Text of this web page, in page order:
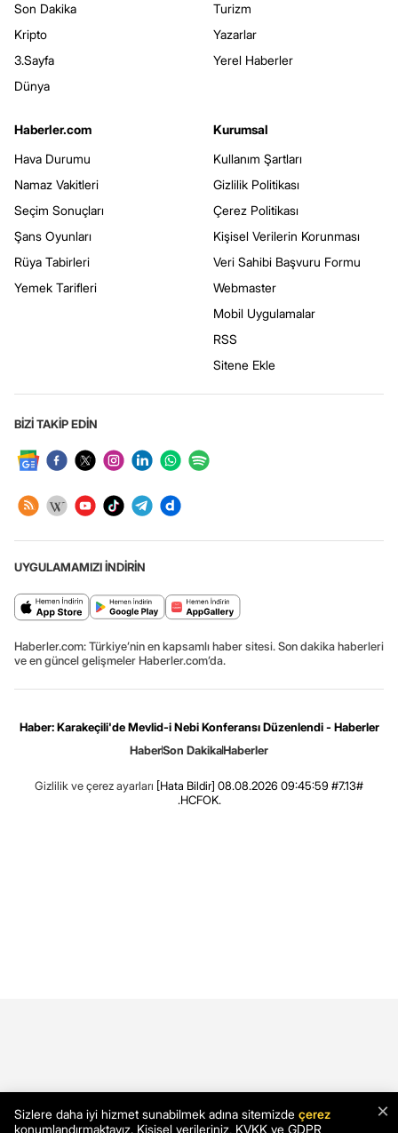
Son Dakika
Kripto
3.Sayfa
Dünya
Turizm
Yazarlar
Yerel Haberler
Haberler.com
Hava Durumu
Namaz Vakitleri
Seçim Sonuçları
Şans Oyunları
Rüya Tabirleri
Yemek Tarifleri
Kurumsal
Kullanım Şartları
Gizlilik Politikası
Çerez Politikası
Kişisel Verilerin Korunması
Veri Sahibi Başvuru Formu
Webmaster
Mobil Uygulamalar
RSS
Sitene Ekle
BİZİ TAKİP EDİN
UYGULAMAMIZI İNDİRİN
Haberler.com: Türkiye’nin en kapsamlı haber sitesi. Son dakika haberleri
ve en güncel gelişmeler Haberler.com’da.
Haber: Karakeçili'de Mevlid-i Nebi Konferansı Düzenlendi - Haberler
HaberSon DakikaHaberler
Gizlilik ve çerez ayarları [Hata Bildir] 08.08.2026 09:45:59 #7.13#
.HCFOK.
×
Sizlere daha iyi hizmet sunabilmek adına sitemizde çerez
konumlandırmaktayız. Kişisel verileriniz, KVKK ve GDPR